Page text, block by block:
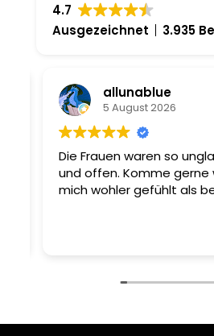
4.7
Ausgezeichnet
3.935
allunablue
5 August 2026
Die Frauen waren so
und offen. Komme gerne
mich wohler gefühlt als